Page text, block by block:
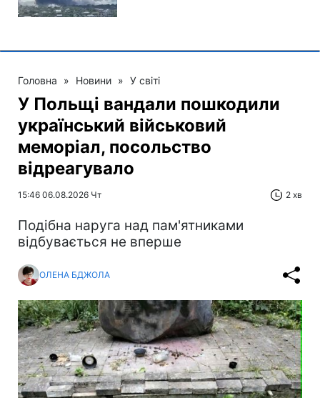
Головна » Новини » У світі
У Польщі вандали пошкодили
український військовий
меморіал, посольство
відреагувало
15:46 06.08.2026 Чт 2 хв
Подібна наруга над пам'ятниками
відбувається не вперше
ОЛЕНА БДЖОЛА